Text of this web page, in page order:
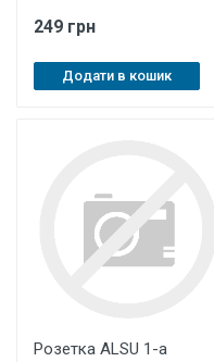
249 грн
Додати в кошик
Розетка ALSU 1-а